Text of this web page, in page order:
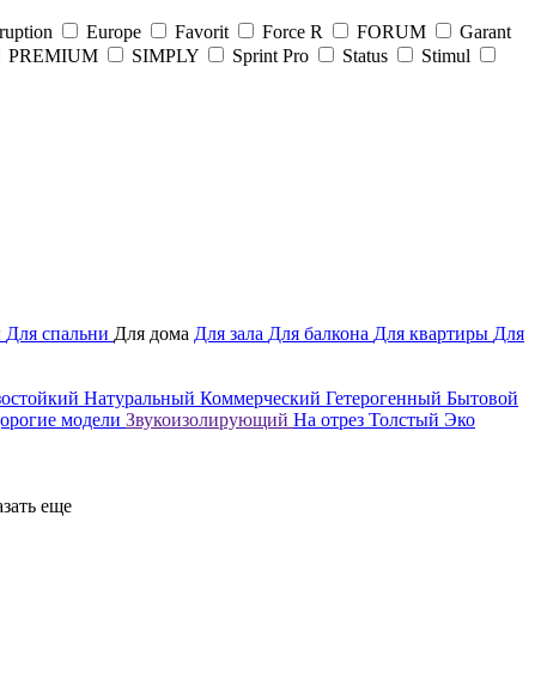
Europe Favorit Force R FORUM
Garant
PREMIUM SIMPLY Sprint Pro Status
Stimul
Для спальни Для дома Для зала Для балкона Для квартиры Для
Натуральный Коммерческий Гетерогенный Бытовой
модели Звукоизолирующий На отрез Толстый Эко
еще